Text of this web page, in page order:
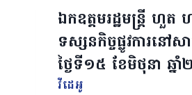
ឯកឧត្តមរដ្ឋមន្រ្តី ហួ
ទស្សនកិច្ចផ្លូវការន
ថ្ងៃទី១៥ ខែមិថុនា ឆ្ន
វីដេអូ